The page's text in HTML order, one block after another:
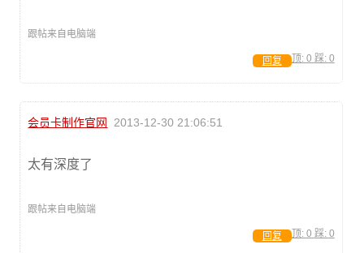
跟帖来自电脑端
顶: 0 踩: 0
回复
会员卡制作官网 2013-12-30 21:06:51
太有深度了
跟帖来自电脑端
顶: 0 踩: 0
回复